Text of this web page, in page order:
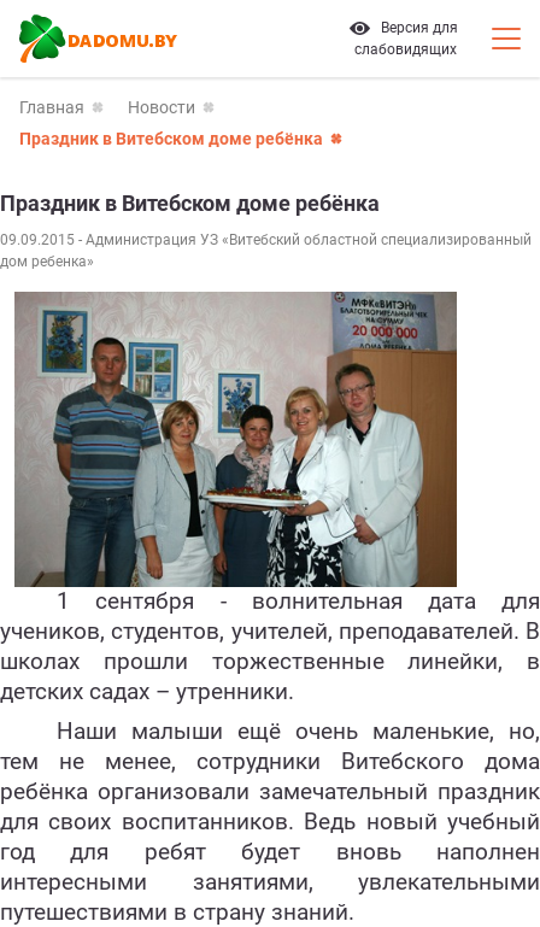
Версия для
слабовидящих
Главная
Новости
Праздник в Витебском доме ребёнка
Праздник в Витебском доме ребёнка
09.09.2015 - Администрация УЗ «Витебский областной специализированный
дом ребенка»
1 сентября - волнительная дата для
учеников, студентов, учителей, преподавателей. В
школах прошли торжественные линейки, в
детских садах – утренники.
Наши малыши ещё очень маленькие, но,
тем не менее, сотрудники Витебского дома
ребёнка организовали замечательный праздник
для своих воспитанников. Ведь новый учебный
год для ребят будет вновь наполнен
интересными занятиями, увлекательными
путешествиями в страну знаний.